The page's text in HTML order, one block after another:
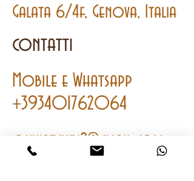
Galata 6/4f, Genova, Italia
contatti
Mobile e Whatsapp
+393401762064
onwatches2@gmail.com